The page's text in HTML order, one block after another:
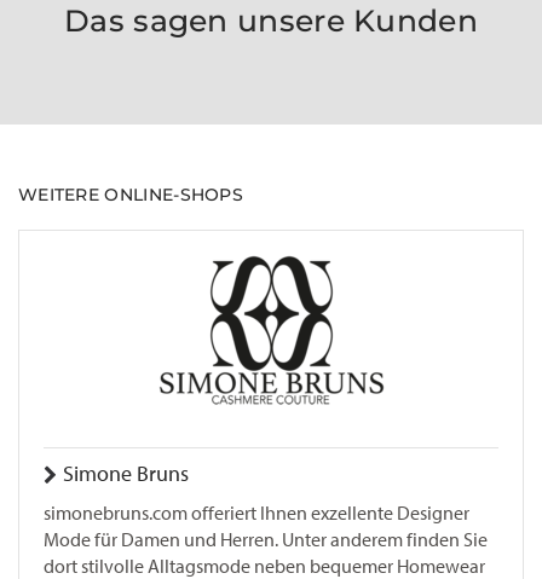
Das sagen unsere Kunden
WEITERE ONLINE-SHOPS
Simone Bruns
simonebruns.com offeriert Ihnen exzellente Designer
Mode für Damen und Herren. Unter anderem finden Sie
dort stilvolle Alltagsmode neben bequemer Homewear